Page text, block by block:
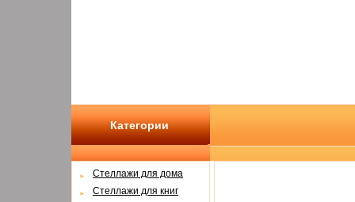
Категории
Cтеллажи для дома
Cтеллажи для книг